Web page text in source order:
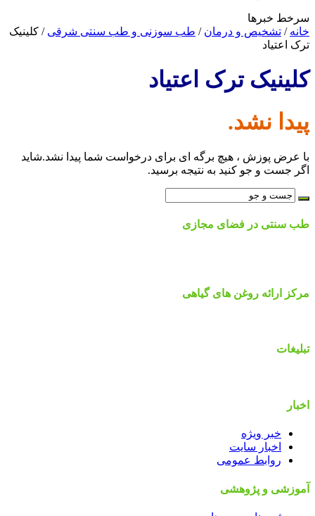
سرخط خبرها
خانه / تشخیص و درمان / طب سوزنی و طب سنتی شرقی / کلینیک
ترک اعتیاد
کلینیک ترک اعتیاد
پیدا نشد.
با عرض پوزش ، هیچ برگه ای برای درخواست شما پیدا نشد.شاید
اگر جست و جو کنید به نتیجه برسید.
طب سنتی در فضای مجازی
مرکز ارائه روغن های گیاهی
تبلیغات
اخبار
خبر ویژه
اخبار سایت
روابط عمومی
آموزشی و پژوهشی